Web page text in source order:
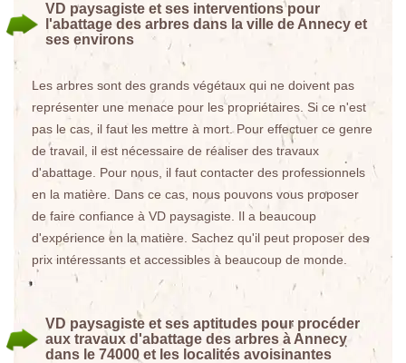
VD paysagiste et ses interventions pour
l'abattage des arbres dans la ville de Annecy et
ses environs
Les arbres sont des grands végétaux qui ne doivent pas
représenter une menace pour les propriétaires. Si ce n'est
pas le cas, il faut les mettre à mort. Pour effectuer ce genre
de travail, il est nécessaire de réaliser des travaux
d'abattage. Pour nous, il faut contacter des professionnels
en la matière. Dans ce cas, nous pouvons vous proposer
de faire confiance à VD paysagiste. Il a beaucoup
d'expérience en la matière. Sachez qu'il peut proposer des
prix intéressants et accessibles à beaucoup de monde.
VD paysagiste et ses aptitudes pour procéder
aux travaux d'abattage des arbres à Annecy
dans le 74000 et les localités avoisinantes